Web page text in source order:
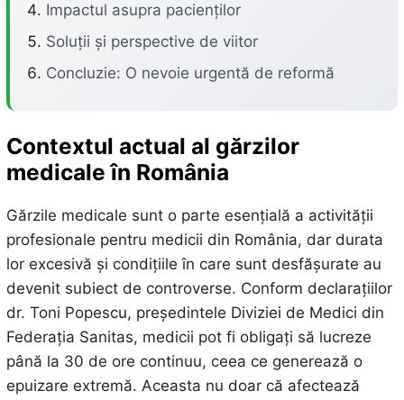
Impactul asupra pacienților
Soluții și perspective de viitor
Concluzie: O nevoie urgentă de reformă
Contextul actual al gărzilor
medicale în România
Gărzile medicale sunt o parte esențială a activității
profesionale pentru medicii din România, dar durata
lor excesivă și condițiile în care sunt desfășurate au
devenit subiect de controverse. Conform declarațiilor
dr. Toni Popescu, președintele Diviziei de Medici din
Federația Sanitas, medicii pot fi obligați să lucreze
până la 30 de ore continuu, ceea ce generează o
epuizare extremă. Aceasta nu doar că afectează